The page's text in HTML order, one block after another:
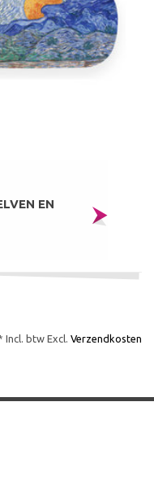
EN
Incl. btw Excl. Verzendkosten